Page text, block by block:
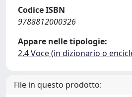
Codice ISBN
9788812000326
Appare nelle tipologie:
2.4 Voce (in dizionario o
File in questo prodotto: